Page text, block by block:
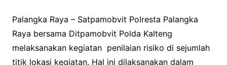
Palangka Raya – Satpamobvit Polresta Palangka
Raya bersama Ditpamobvit Polda Kalteng
melaksanakan kegiatan penilaian risiko di sejumlah
titik lokasi kegiatan. Hal ini dilaksanakan dalam